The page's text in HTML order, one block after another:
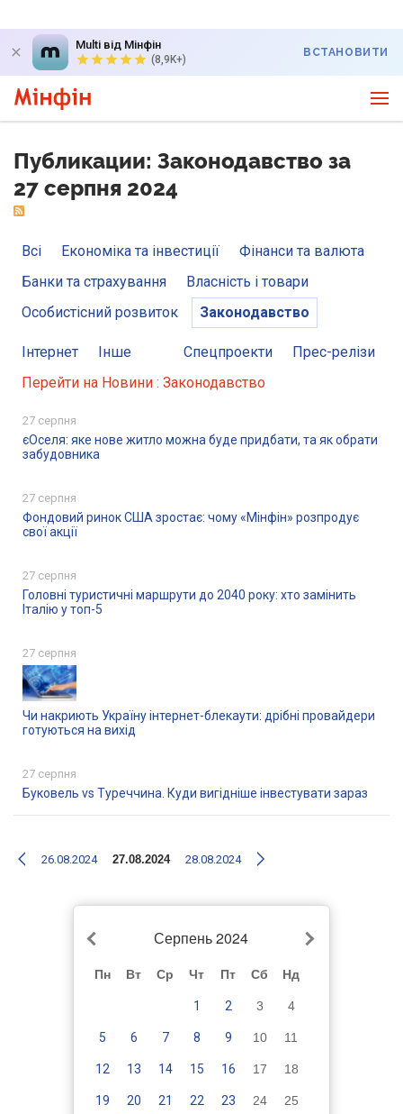
Multi від Мінфін
(8,9K+)
ВСТАНОВИТИ
Публикации: Законодавство за
27 серпня 2024
Всі Економіка та інвестиції
Фінанси та валюта
Банки та страхування
Власність і товари
Особистісний розвиток
Законодавство
Інтернет Інше Спецпроекти
Прес-релізи
Перейти на Новини : Законодавство
27 серпня
єОселя: яке нове житло можна буде придбати, та як обрати
забудовника
27 серпня
Фондовий ринок США зростає: чому «Мінфін» розпродує
свої акції
27 серпня
Головні туристичні маршрути до 2040 року: хто замінить
Італію у топ-5
27 серпня
Чи накриють Україну інтернет-блекаути: дрібні провайдери
готуються на вихід
27 серпня
Буковель vs Туреччина. Куди вигідніше інвестувати зараз
26.08.2024 27.08.2024 28.08.2024
Серпень 2024
Пн Вт Ср Чт Пт Сб Нд
1 2 3 4
5 6 7 8 9 10 11
12 13 14 15 16 17 18
19 20 21 22 23 24 25